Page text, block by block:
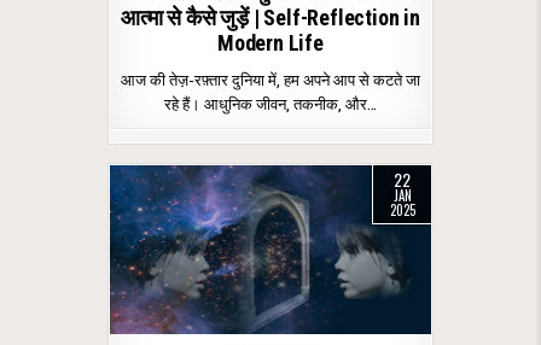
आत्मा से कैसे जुड़ें | Self-Reflection in
Modern Life
आज की तेज़-रफ़्तार दुनिया में, हम अपने आप से कटते जा
रहे हैं। आधुनिक जीवन, तकनीक, और…
22
JAN
2025